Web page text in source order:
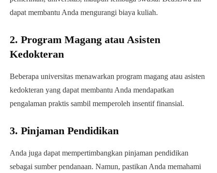
dapat membantu Anda mengurangi biaya kuliah.
2. Program Magang atau Asisten
Kedokteran
Beberapa universitas menawarkan program magang atau asisten
kedokteran yang dapat membantu Anda mendapatkan
pengalaman praktis sambil memperoleh insentif finansial.
3. Pinjaman Pendidikan
Anda juga dapat mempertimbangkan pinjaman pendidikan
sebagai sumber pendanaan. Namun, pastikan Anda memahami